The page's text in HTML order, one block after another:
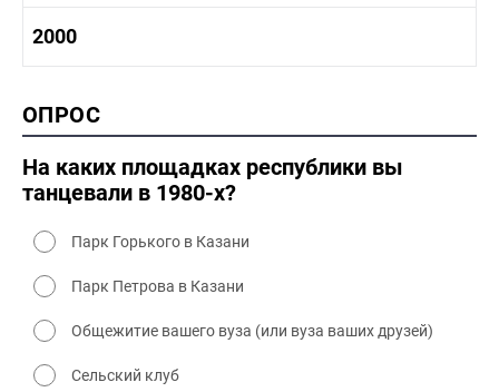
1980-1990 культура
1990-2000 культура
2000
2000 промышленность
2000 культура
ОПРОС
На каких площадках республики вы
танцевали в 1980-х?
Парк Горького в Казани
Парк Петрова в Казани
Общежитие вашего вуза (или вуза ваших друзей)
Сельский клуб